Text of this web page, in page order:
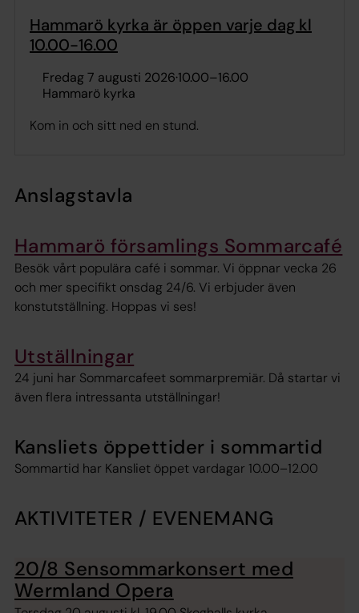
Hammarö kyrka är öppen varje dag kl
10.00-16.00
fredag 7 augusti 2026·10.00–16.00
Hammarö kyrka
Kom in och sitt ned en stund.
Anslagstavla
Hammarö församlings Sommarcafé
Besök vårt populära café i sommar. Vi öppnar vecka 26
och mer specifikt onsdag 24/6. Vi erbjuder även
konstutställning. Hoppas vi ses!
Utställningar
24 juni har Sommarcafeet sommarpremiär. Då startar vi
även flera intressanta utställningar!
Kansliets öppettider i sommartid
Sommartid har Kansliet öppet vardagar 10.00–12.00
AKTIVITETER / EVENEMANG
20/8 Sensommarkonsert med
Wermland Opera